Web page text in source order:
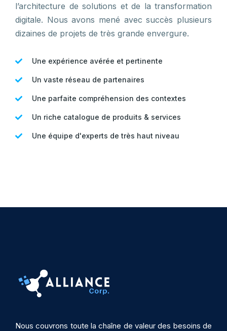
l’architecture de solutions et de la transformation
digitale. Nous avons mené avec succès plusieurs
dizaines de projets de très grande envergure.
Une expérience avérée et pertinente
Un vaste réseau de partenaires
Une parfaite compréhension des contextes
Un riche catalogue de produits & services
Une équipe d'experts de très haut niveau
Nous couvrons toute la chaîne de valeur des besoins de